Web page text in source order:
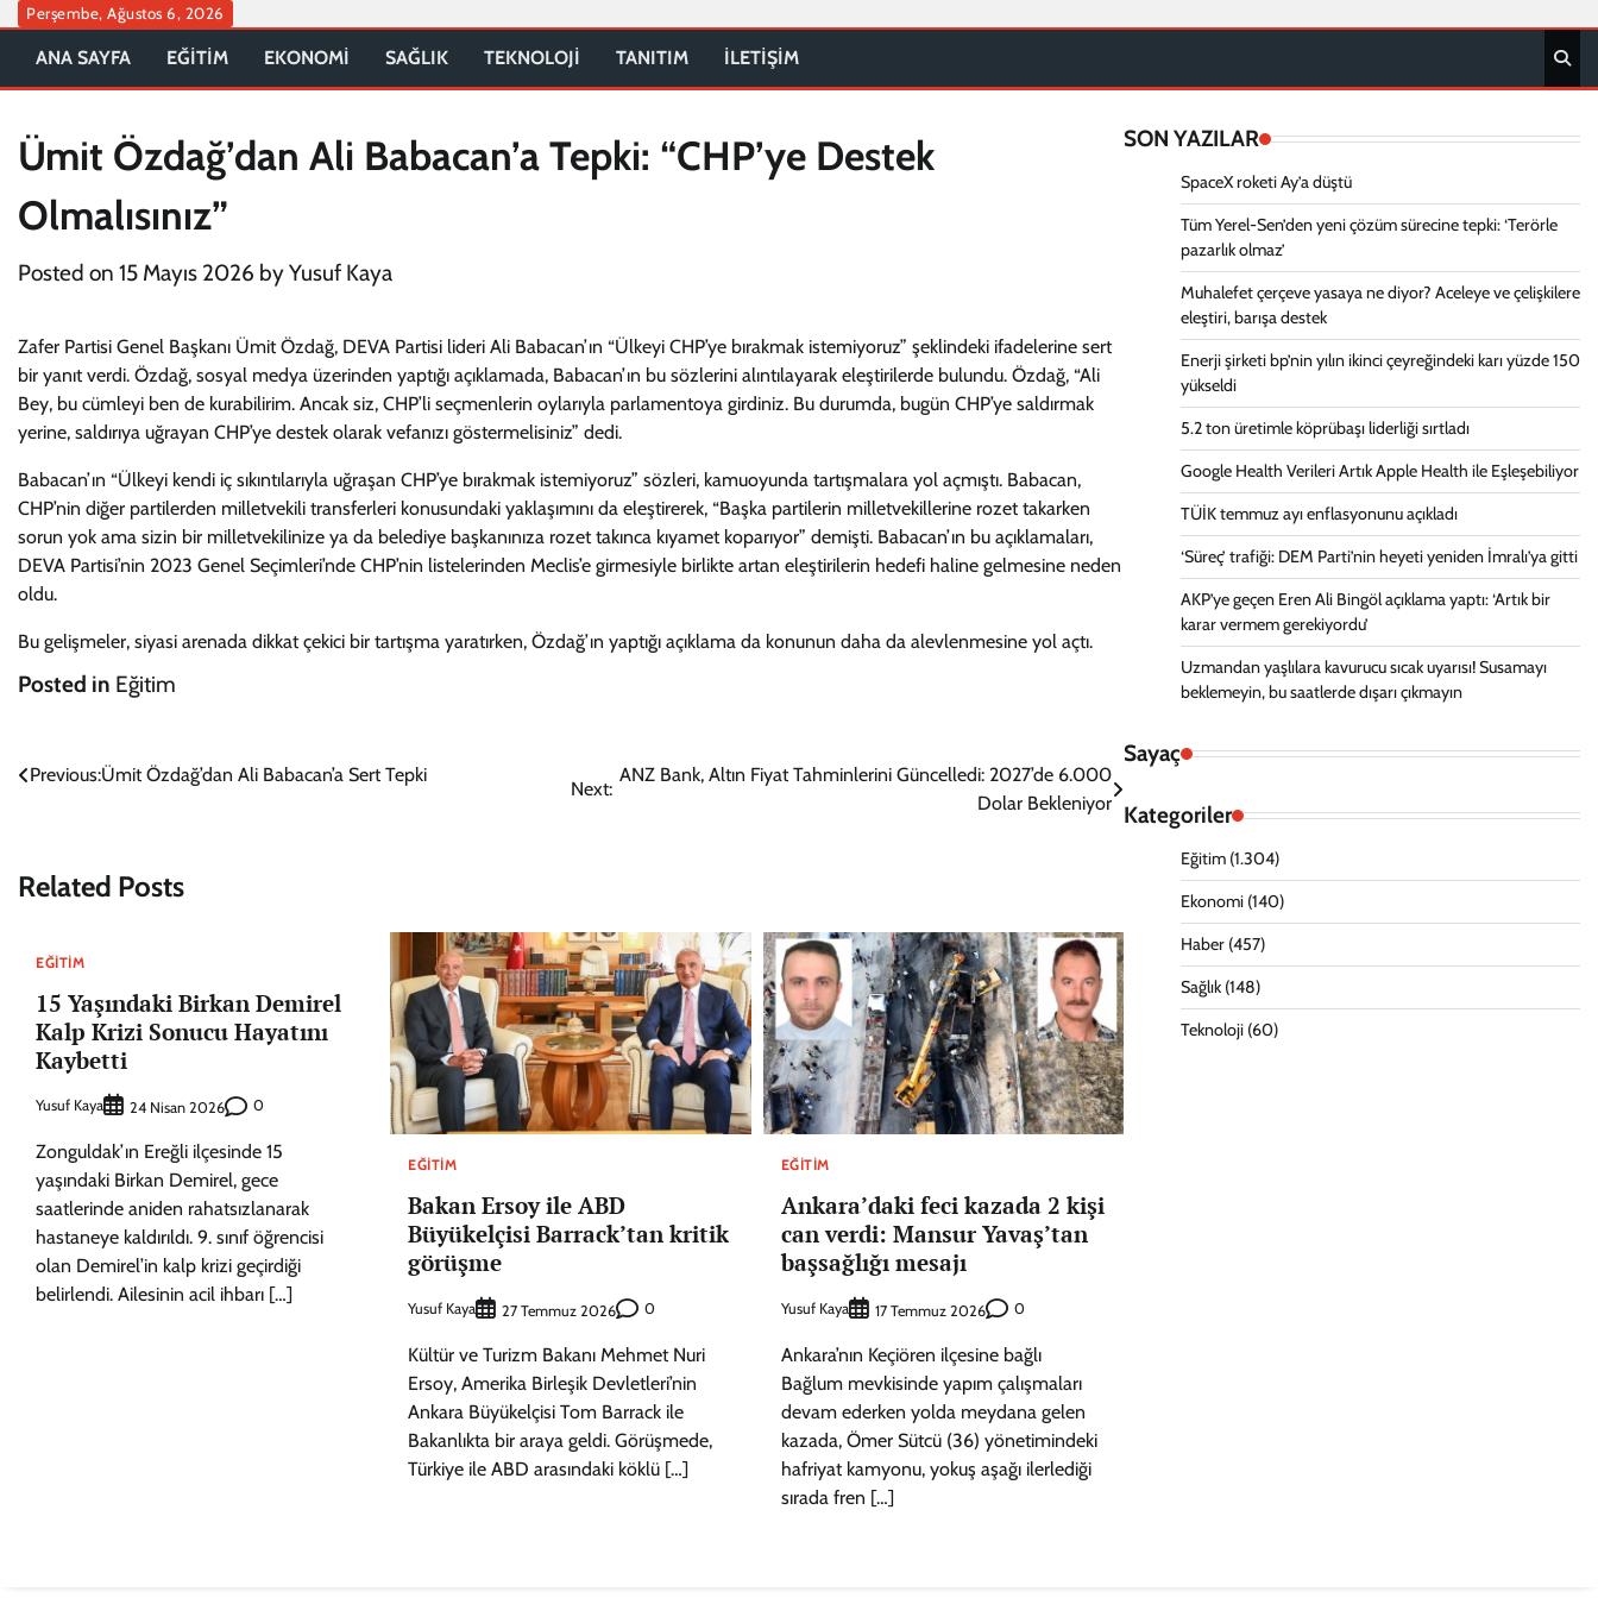
Skip
content
Perşembe, Ağustos 6, 2026
ANA SAYFA EĞİTİM EKONOMİ SAĞLIK TEKNOLOJİ TANITIM İLETİŞİM
Ümit Özdağ’dan Ali Babacan’a Tepki: “CHP’ye Destek
Olmalısınız”
Posted on 15 Mayıs 2026 byYusuf Kaya
Zafer Partisi Genel Başkanı Ümit Özdağ, DEVA Partisi lideri Ali Babacan’ın “Ülkeyi CHP’ye bırakmak istemiyoruz” şeklindeki ifadelerine sert
bir yanıt verdi. Özdağ, sosyal medya üzerinden yaptığı açıklamada, Babacan’ın bu sözlerini alıntılayarak eleştirilerde bulundu. Özdağ, “Ali
Bey, bu cümleyi ben de kurabilirim. Ancak siz, CHP’li seçmenlerin oylarıyla parlamentoya girdiniz. Bu durumda, bugün CHP’ye saldırmak
yerine, saldırıya uğrayan CHP’ye destek olarak vefanızı göstermelisiniz” dedi.
Babacan’ın “Ülkeyi kendi iç sıkıntılarıyla uğraşan CHP’ye bırakmak istemiyoruz” sözleri, kamuoyunda tartışmalara yol açmıştı. Babacan,
CHP’nin diğer partilerden milletvekili transferleri konusundaki yaklaşımını da eleştirerek, “Başka partilerin milletvekillerine rozet takarken
sorun yok ama sizin bir milletvekilinize ya da belediye başkanınıza rozet takınca kıyamet koparıyor” demişti. Babacan’ın bu açıklamaları,
DEVA Partisi’nin 2023 Genel Seçimleri’nde CHP’nin listelerinden Meclis’e girmesiyle birlikte artan eleştirilerin hedefi haline gelmesine neden
oldu.
Bu gelişmeler, siyasi arenada dikkat çekici bir tartışma yaratırken, Özdağ’ın yaptığı açıklama da konunun daha da alevlenmesine yol açtı.
Posted in Eğitim
Yazı
Previous:Ümit Özdağ’dan Ali Babacan’a Sert Tepki
Next:
ANZ Bank, Altın Fiyat Tahminlerini Güncelledi: 2027’de 6.000
Dolar Bekleniyor
Related Posts
EĞITIM
15 Yaşındaki Birkan Demirel
Kalp Krizi Sonucu Hayatını
Kaybetti
Yusuf Kaya 24 Nisan 2026 0
Zonguldak’ın Ereğli ilçesinde 15
yaşındaki Birkan Demirel, gece
saatlerinde aniden rahatsızlanarak
hastaneye kaldırıldı. 9. sınıf öğrencisi
olan Demirel’in kalp krizi geçirdiği
belirlendi. Ailesinin acil ihbarı […]
EĞITIM
Bakan Ersoy ile ABD
Büyükelçisi Barrack’tan kritik
görüşme
Yusuf Kaya 27 Temmuz 2026 0
Kültür ve Turizm Bakanı Mehmet Nuri
Ersoy, Amerika Birleşik Devletleri’nin
Ankara Büyükelçisi Tom Barrack ile
Bakanlıkta bir araya geldi. Görüşmede,
Türkiye ile ABD arasındaki köklü […]
EĞITIM
Ankara’daki feci kazada 2 kişi
can verdi: Mansur Yavaş’tan
başsağlığı mesajı
Yusuf Kaya 17 Temmuz 2026 0
Ankara’nın Keçiören ilçesine bağlı
Bağlum mevkisinde yapım çalışmaları
devam ederken yolda meydana gelen
kazada, Ömer Sütcü (36) yönetimindeki
hafriyat kamyonu, yokuş aşağı ilerlediği
sırada fren […]
SON YAZILAR
SpaceX roketi Ay’a düştü
Tüm Yerel-Sen’den yeni çözüm sürecine tepki: ‘Terörle
pazarlık olmaz’
Muhalefet çerçeve yasaya ne diyor? Aceleye ve çelişkilere
eleştiri, barışa destek
Enerji şirketi bp’nin yılın ikinci çeyreğindeki karı yüzde 150
yükseldi
5.2 ton üretimle köprübaşı liderliği sırtladı
Google Health Verileri Artık Apple Health ile Eşleşebiliyor
TÜİK temmuz ayı enflasyonunu açıkladı
‘Süreç’ trafiği: DEM Parti’nin heyeti yeniden İmralı’ya gitti
AKP’ye geçen Eren Ali Bingöl açıklama yaptı: ‘Artık bir
karar vermem gerekiyordu’
Uzmandan yaşlılara kavurucu sıcak uyarısı! Susamayı
beklemeyin, bu saatlerde dışarı çıkmayın
Sayaç
Kategoriler
Eğitim(1.304)
Ekonomi(140)
Haber(457)
Sağlık(148)
Teknoloji(60)